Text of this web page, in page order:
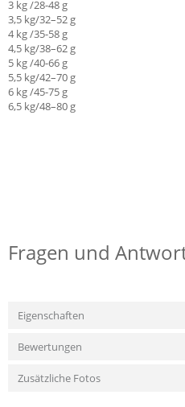
3 kg /28-48 g
3,5 kg/32–52 g
4 kg /35-58 g
4,5 kg/38–62 g
5 kg /40-66 g
5,5 kg/42–70 g
6 kg /45-75 g
6,5 kg/48–80 g
Fragen und
Eigenschaften
Bewertungen
Zusätzliche Fotos